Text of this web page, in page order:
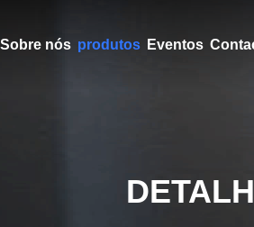
Sobre nós produtos Eventos